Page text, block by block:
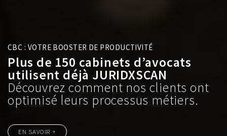
CBC : VOTRE BOOSTER DE PRODUCTIVITÉ
Plus de 150 cabinets d’avocats
utilisent déjà JURIDXSCAN
Découvrez comment nos clients ont
optimisé leurs processus métiers.
EN SAVOIR +